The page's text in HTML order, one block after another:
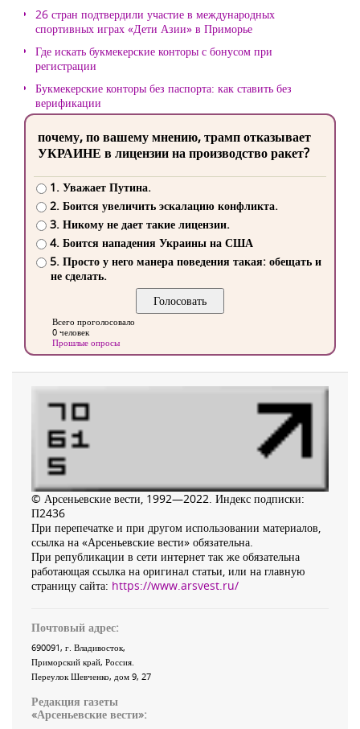
26 стран подтвердили участие в международных
спортивных играх «Дети Азии» в Приморье
Где искать букмекерские конторы с бонусом при
регистрации
Букмекерские конторы без паспорта: как ставить без
верификации
почему, по вашему мнению, трамп отказывает
УКРАИНЕ в лицензии на производство ракет?
1. Уважает Путина.
2. Боится увеличить эскалацию конфликта.
3. Никому не дает такие лицензии.
4. Боится нападения Украины на США
5. Просто у него манера поведения такая: обещать и
не сделать.
Всего проголосовало
0 человек
Прошлые опросы
© Арсеньевские вести, 1992—2022. Индекс подписки:
П2436
При перепечатке и при другом использовании материалов,
ссылка на «Арсеньевские вести» обязательна.
При републикации в сети интернет так же обязательна
работающая ссылка на оригинал статьи, или на главную
страницу сайта: https://www.arsvest.ru/
Почтовый адрес:
690091, г. Владивосток,
Приморский край, Россия
Переулок Шевченко, дом 9, 27
Редакция газеты
«Арсеньевские вести»: